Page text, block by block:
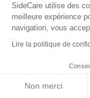
SideCare utilise des
meilleure expérience
navigation, vous
Lire la politique de
Non merci